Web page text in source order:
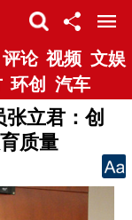
评论 视频 文娱
环创 汽车
立君：创
质量